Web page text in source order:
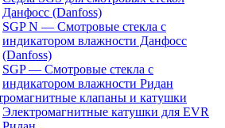
Данфосс (Danfoss)
SGP N — Смотровые стекла с
индикатором влажности Данфосс
(Danfoss)
SGP — Смотровые стекла с
индикатором влажности Ридан
клапаны и катушки
Электромагнитные катушки для EVR